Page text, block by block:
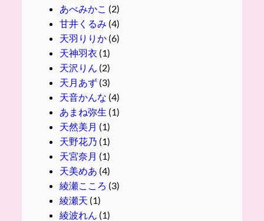
あべみかこ (2)
甘井くるみ (4)
天羽りりか(6)
天神羽衣 (1)
天沢りん (2)
天月あず(3)
天音かんな (4)
あまね弥生 (1)
天然美月 (1)
天野花乃 (1)
天宮奈月 (1)
天美めあ (4)
綾瀬こころ (3)
綾瀬天 (1)
綾波れん (1)